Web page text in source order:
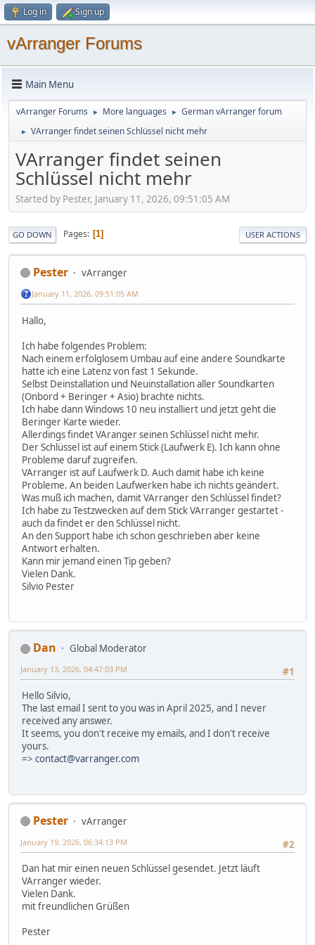
Log in Sign up
vArranger Forums
Main Menu
vArranger Forums ► More languages ► German vArranger forum
► VArranger findet seinen Schlüssel nicht mehr
VArranger findet seinen
Schlüssel nicht mehr
Started by Pester, January 11, 2026, 09:51:05 AM
GO DOWN Pages 1 USER ACTIONS
Pester vArranger
January 11, 2026, 09:51:05 AM
Hallo,
Ich habe folgendes Problem:
Nach einem erfolglosem Umbau auf eine andere Soundkarte
hatte ich eine Latenz von fast 1 Sekunde.
Selbst Deinstallation und Neuinstallation aller Soundkarten
(Onbord + Beringer + Asio) brachte nichts.
Ich habe dann Windows 10 neu installiert und jetzt geht die
Beringer Karte wieder.
Allerdings findet VAranger seinen Schlüssel nicht mehr.
Der Schlüssel ist auf einem Stick (Laufwerk E). Ich kann ohne
Probleme daruf zugreifen.
VArranger ist auf Laufwerk D. Auch damit habe ich keine
Probleme. An beiden Laufwerken habe ich nichts geändert.
Was muß ich machen, damit VArranger den Schlüssel findet?
Ich habe zu Testzwecken auf dem Stick VArranger gestartet -
auch da findet er den Schlüssel nicht.
An den Support habe ich schon geschrieben aber keine
Antwort erhalten.
Kann mir jemand einen Tip geben?
Vielen Dank.
Silvio Pester
Dan
Global Moderator
#1
January 13, 2026, 04:47:03 PM
Hello Silvio,
The last email I sent to you was in April 2025, and I never
received any answer.
It seems, you don't receive my emails, and I don't receive
yours.
=> contact@varranger.com
Pester
vArranger
#2
January 19, 2026, 06:34:13 PM
Dan hat mir einen neuen Schlüssel gesendet. Jetzt läuft
VArranger wieder.
Vielen Dank.
mit freundlichen Grüßen
Pester